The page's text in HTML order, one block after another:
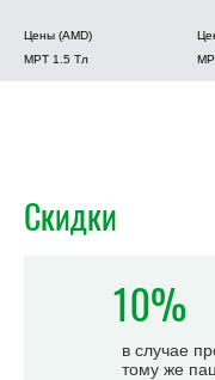
Цены (AMD)
МРТ 1.5 Tл
Скидки
10%
в случае
тому же